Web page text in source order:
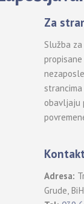
Za
Služba
obavljaju
Adresa:
Grude, BiH